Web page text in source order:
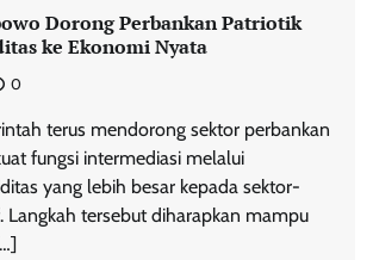
Dorong Perbankan Patriotik
ke Ekonomi Nyata
0
terus mendorong sektor perbankan
fungsi intermediasi melalui
yang lebih besar kepada sektor-
Langkah tersebut diharapkan mampu